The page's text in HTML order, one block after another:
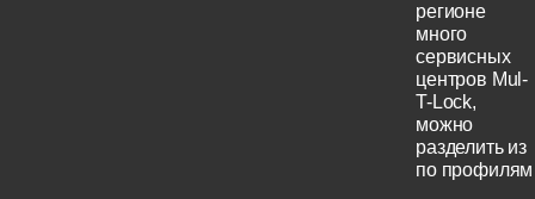
регионе
много
сервисных
центров Mul-
T-Lock,
можно
разделить из
по профилям